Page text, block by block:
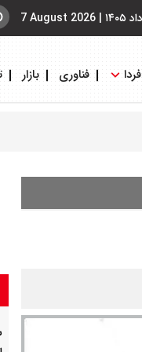
|
7 August 2026
فردا فناوری بازار